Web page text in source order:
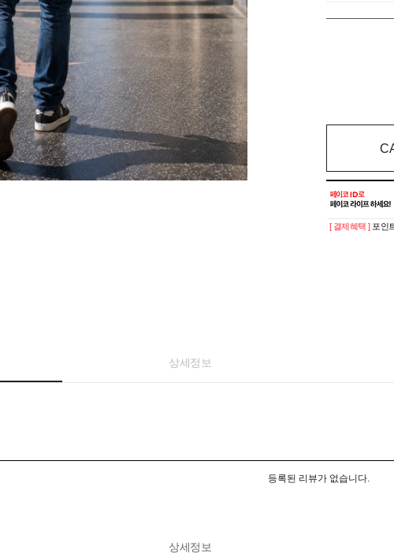
[ 결제혜택 ] 포인
상세정보
등록된 리뷰가 없습니다.
상세정보